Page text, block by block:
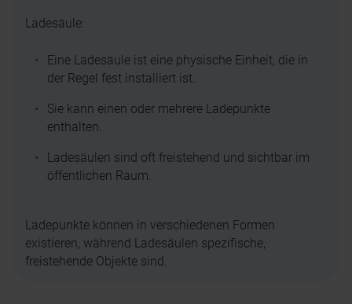
Ladesäule:
Eine Ladesäule ist eine physische Einheit, die in
der Regel fest installiert ist.
Sie kann einen oder mehrere Ladepunkte
enthalten.
Ladesäulen sind oft freistehend und sichtbar im
öffentlichen Raum.
Ladepunkte können in verschiedenen Formen
existieren, während Ladesäulen spezifische,
freistehende Objekte sind.